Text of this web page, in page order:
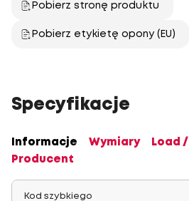
Pobierz stronę produktu
Pobierz etykietę opony (EU)
Specyfikacje
Informacje Wymiary
Load
Producent
Kod szybkiego